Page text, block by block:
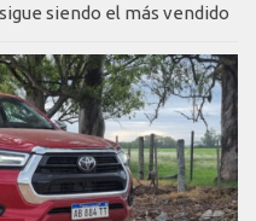
siendo el más vendido